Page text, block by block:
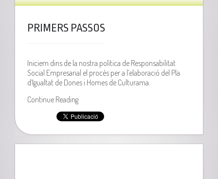
PRIMERS PASSOS
Iniciem dins de la nostra política de Responsabilitat
Social Empresarial el procés per a l’elaboració del Pla
d’Igualtat de Dones i Homes de Culturama.
Continue Reading